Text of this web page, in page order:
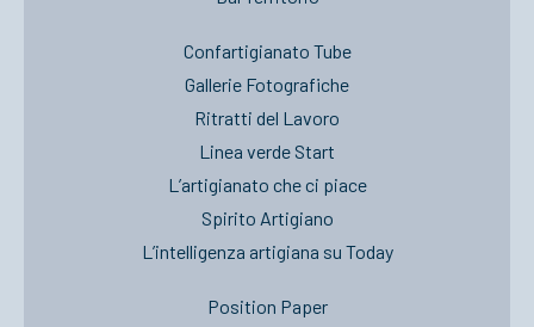
Confartigianato Tube
Gallerie Fotografiche
Ritratti del Lavoro
Linea verde Start
L’artigianato che ci piace
Spirito Artigiano
L’intelligenza artigiana su Today
Position Paper